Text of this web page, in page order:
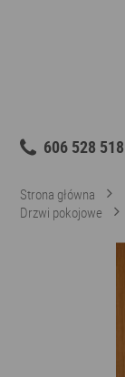
606 528 518
Strona główna
Drzwi pokojowe